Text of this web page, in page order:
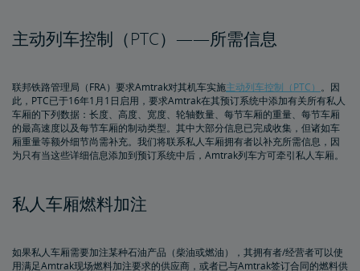
预订行程的窍门
给资深乘客的提示
长途旅行小贴士
初次骑行者须知
Amtrak应用程序
人身与财产安全
乘客身份识别
个人安全
加拿大跨境
下一代Acela列车车载安全系统
国际游客
Trails & Rails铁路计划
主动列车控制（PTC）——所需信息
联邦铁路管理局（FRA）要求Amtrak对其机车实施主动列车控制（PTC） 。因
此，PTC已于16年1月1日启用，要求Amtrak在其预订系统中添加有关所有私人
车厢的下列数据：长度、高度、宽度、轮轴数量、每节车厢的重量、每节车厢
的最高速度以及每节车厢的制动类型。其中大部分信息已完成收集，但诸如车
厢重量等额外细节尚需补充。我们将联系私人车厢拥有者以补充所需信息，因
为只有当这些详细信息添加到预订系统中后，Amtrak列车方可牵引私人车厢。
私人车厢燃料加注
如果私人车厢需要加注某种石油产品（柴油或燃油），其拥有者/经营者可以使
用满足Amtrak现场燃料加注要求的供应商，或者已与Amtrak签订合同的燃料供